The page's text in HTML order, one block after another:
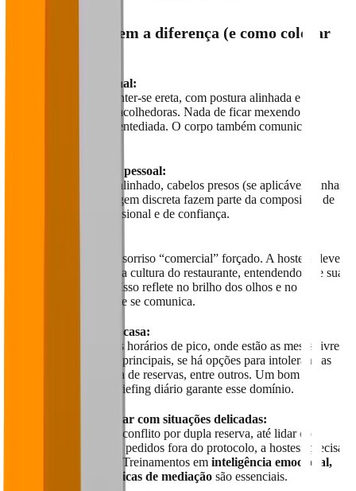
Detalhes que fazem a diferença (e como colocar
Postura profissional:
A hostess deve manter-se ereta, com postura alinhada e
expressões faciais acolhedoras. Nada de ficar mexendo no
celular ou parecer entediada. O corpo também comunica
Boa apresentação pessoal:
Uniforme limpo e alinhado, cabelos presos (se aplicável), unhas
cuidadas e maquiagem discreta fazem parte da composição de
uma imagem profissional e de confiança.
Não se trata de um sorriso “comercial” forçado. A hostess deve
estar alinhada com a cultura do restaurante, entendendo que sua
função é encantar. Isso reflete no brilho dos olhos e no
entusiasmo com que se comunica.
Conhecimento da casa:
Ela precisa saber os horários de pico, onde estão as mesas livres,
quais são os pratos principais, se há opções para intolerâncias
alimentares, política de reservas, entre outros. Um bom
treinamento com briefing diário garante esse domínio.
Capacidade de lidar com situações delicadas:
Desde resolver um conflito por dupla reserva, até lidar com
clientes irritados ou pedidos fora do protocolo, a hostess precisa
ter jogo de cintura. Treinamentos em inteligência emocional,
escuta ativa e técnicas de mediação são essenciais.